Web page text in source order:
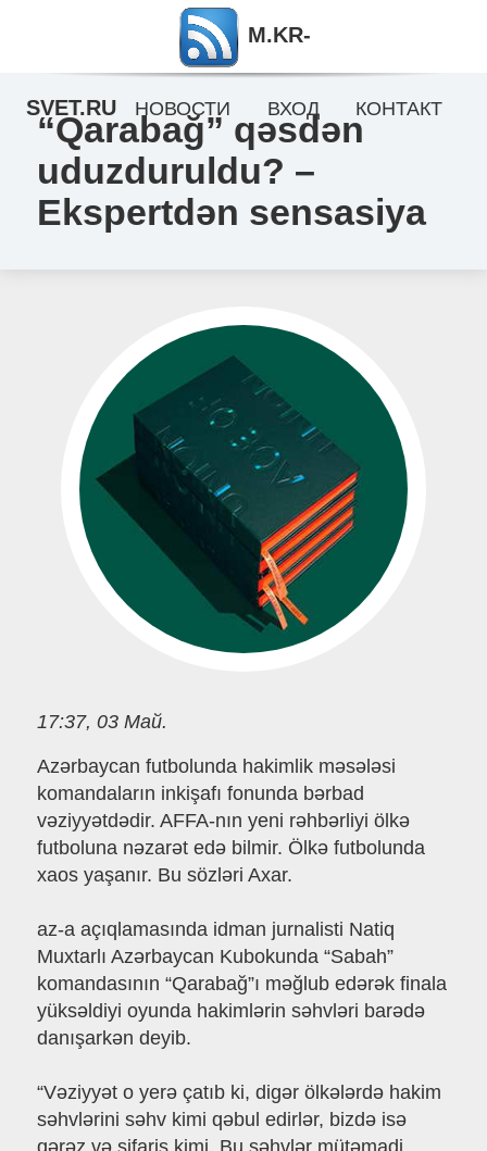
“Qarabağ” qəsdən
uduzduruldu? –
Ekspertdən sensasiya
17:37, 03 Май.
Azərbaycan futbolunda hakimlik məsələsi
komandaların inkişafı fonunda bərbad
vəziyyətdədir. AFFA-nın yeni rəhbərliyi ölkə
futboluna nəzarət edə bilmir. Ölkə futbolunda
xaos yaşanır. Bu sözləri Axar.
az-a açıqlamasında idman jurnalisti Natiq
Muxtarlı Azərbaycan Kubokunda “Sabah”
komandasının “Qarabağ”ı məğlub edərək finala
yüksəldiyi oyunda hakimlərin səhvləri barədə
danışarkən deyib.
“Vəziyyət o yerə çatıb ki, digər ölkələrdə hakim
səhvlərini səhv kimi qəbul edirlər, bizdə isə
M.KR-
SVET.RU НОВОСТИ ВХОД КОНТАКТ